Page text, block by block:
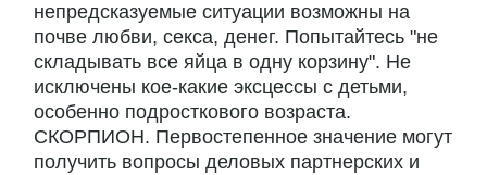
непредсказуемые ситуации возможны на
почве любви, секса, денег. Попытайтесь "не
складывать все яйца в одну корзину". Не
исключены кое-какие эксцессы с детьми,
особенно подросткового возраста.
СКОРПИОН. Первостепенное значение могут
получить вопросы деловых партнерских и